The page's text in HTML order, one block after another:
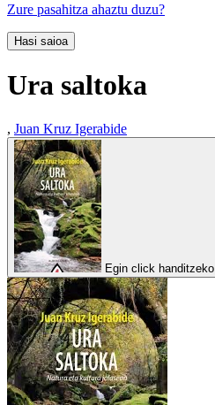
Zure pasahitza ahaztu duzu?
Hasi saioa
Ura saltoka
, Juan Kruz Igerabide
Egin click handitzeko